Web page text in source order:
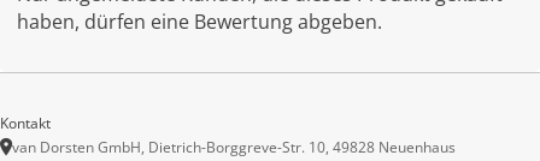
haben, dürfen eine Bewertung abgeben.
Kontakt
van Dorsten GmbH, Dietrich-Borggreve-Str. 10, 49828 Neuenhaus